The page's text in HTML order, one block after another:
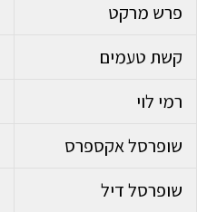
פרש מרקט
קשת טעמים
רמי לוי
שופרסל אקספרס
שופרסל דיל